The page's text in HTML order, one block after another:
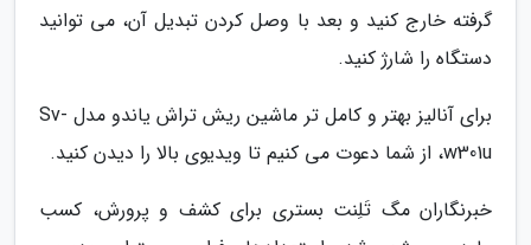
گرفته خارج کنید و بعد با وصل کردن تبدیل آن، می توانید
دستگاه را شارژ کنید.
برای آنالیز بهتر و کامل تر ماشین ریش تراش یاندو مدل Sv-
w301u، از شما دعوت می کنیم تا ویدیوی بالا را دیدن کنید.
خبرنگاران مگ تَلِنت بستری برای کشف و پرورش، کسب